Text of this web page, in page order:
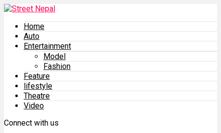
Home
Auto
Entertainment
Model
Fashion
Feature
lifestyle
Theatre
Video
Connect with us